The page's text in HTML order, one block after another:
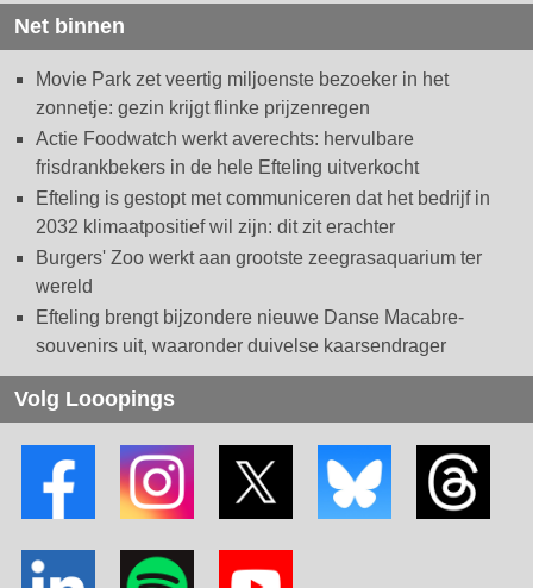
Net binnen
Movie Park zet veertig miljoenste bezoeker in het
zonnetje: gezin krijgt flinke prijzenregen
Actie Foodwatch werkt averechts: hervulbare
frisdrankbekers in de hele Efteling uitverkocht
Efteling is gestopt met communiceren dat het bedrijf in
2032 klimaatpositief wil zijn: dit zit erachter
Burgers' Zoo werkt aan grootste zeegrasaquarium ter
wereld
Efteling brengt bijzondere nieuwe Danse Macabre-
souvenirs uit, waaronder duivelse kaarsendrager
Volg Looopings